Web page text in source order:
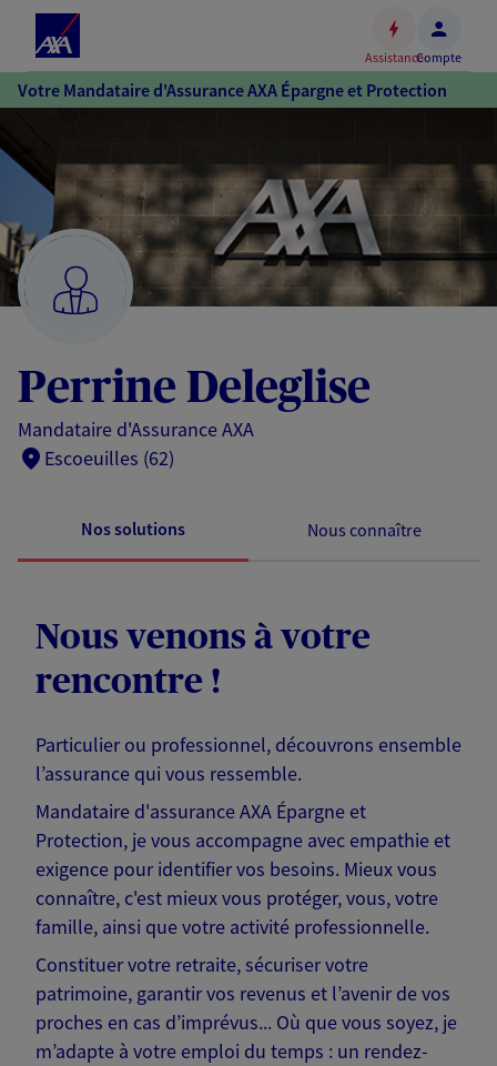
Accéder
au
Accéder
au
pied
de
page
AssistanceCompte
Votre Mandataire d'Assurance AXA Épargne et Protection
Perrine Deleglise
Mandataire d'Assurance AXA
Escoeuilles (62)
Nos solutions Nous connaître
Nous venons à votre
rencontre !
Particulier ou professionnel, découvrons ensemble
l’assurance qui vous ressemble.
Mandataire d'assurance AXA Épargne et
Protection, je vous accompagne avec empathie et
exigence pour identifier vos besoins. Mieux vous
connaître, c'est mieux vous protéger, vous, votre
famille, ainsi que votre activité professionnelle.
Constituer votre retraite, sécuriser votre
patrimoine, garantir vos revenus et l’avenir de vos
proches en cas d’imprévus... Où que vous soyez, je
m’adapte à votre emploi du temps : un rendez-